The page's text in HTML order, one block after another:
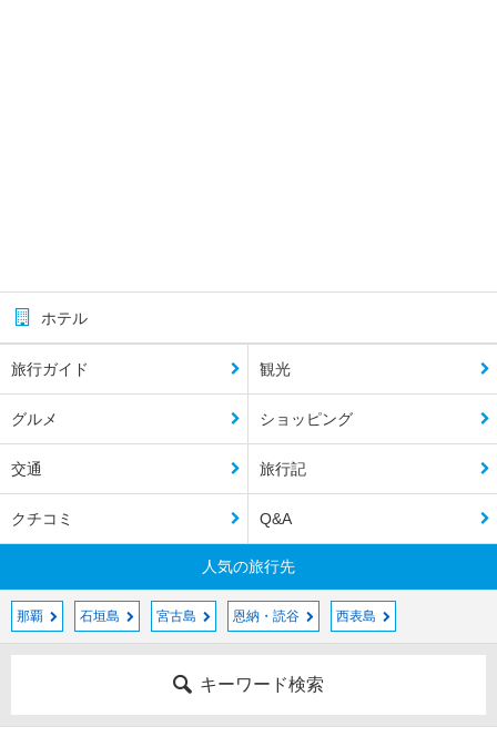
ホテル
旅行ガイド 観光
グルメ ショッピング
交通 旅行記
クチコミ Q&A
人気の旅行先
那覇 石垣島 宮古島 恩納・読谷 西表島
キーワード検索